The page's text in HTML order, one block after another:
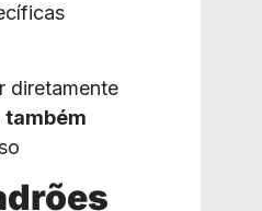
diretamente
também